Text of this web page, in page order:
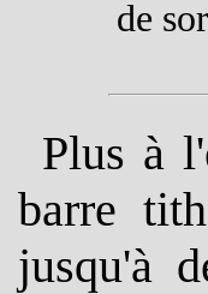
de
Plus à
barre
jusqu'à